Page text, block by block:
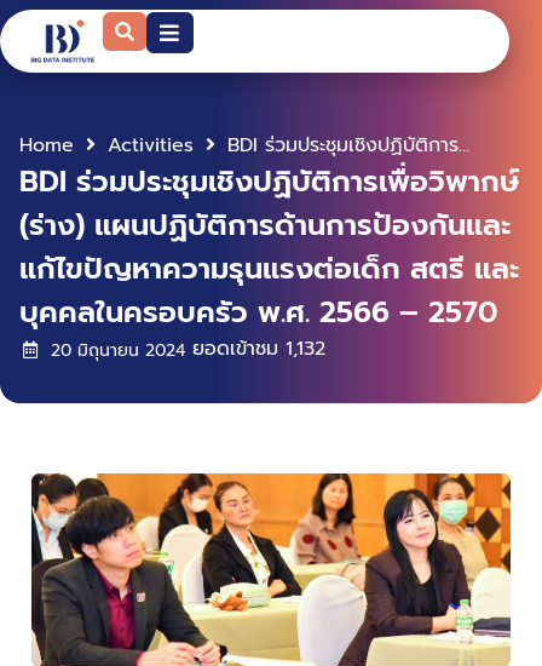
Home Activities BDI ร่วมประชุมเชิงปฏิบัติการเพื่อวิพากษ์ (ร่าง) แผนปฏิบัติการด้านการป้องกันและแก้ไขปัญหาความรุนแรงต่อเด็ก สตรี และบุคคลในครอบครัว พ.ศ. 2566 – 2570
BDI ร่วมประชุมเชิงปฏิบัติการเพื่อวิพากษ์
(ร่าง) แผนปฏิบัติการด้านการป้องกันและ
แก้ไขปัญหาความรุนแรงต่อเด็ก สตรี และ
บุคคลในครอบครัว พ.ศ. 2566 – 2570
20 มิถุนายน 2024 ยอดเข้าชม 1,132